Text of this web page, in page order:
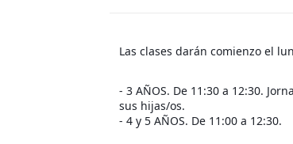
Las clases darán comienzo el
- 3 AÑOS. De 11:30 a 12:30.
sus hijas/os.
- 4 y 5 AÑOS. De 11:00 a 12:30.